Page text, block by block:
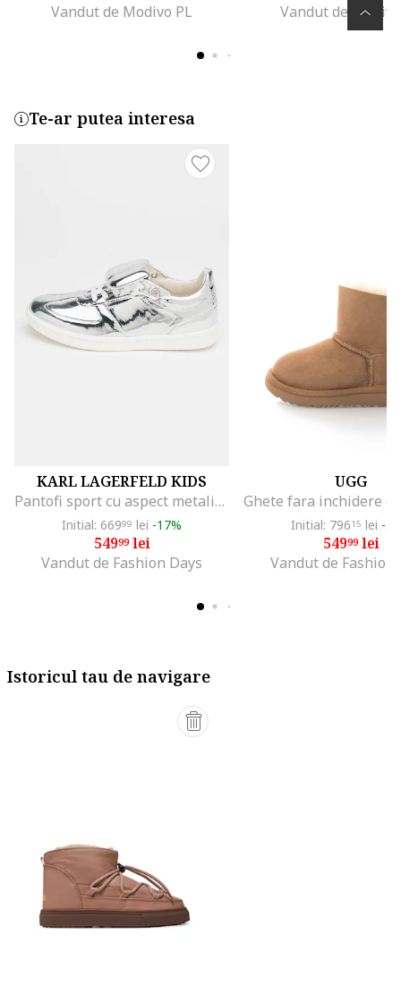
Vandut de Modivo PL
Vandut de
Te-ar putea interesa
KARL LAGERFELD KIDS
Pantofi sport cu aspect metalizat si detalii logo, Argintiu
Initial: 66999 lei -17%
54999lei
Vandut de Fashion Days
UGG
Initial: 79615 lei -
54999lei
Vandut de Fashion
Istoricul tau de navigare